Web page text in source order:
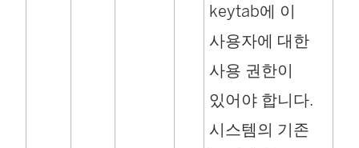
keytab에 이
사용자에 대한
사용 권한이
있어야 합니다.
시스템의 기존